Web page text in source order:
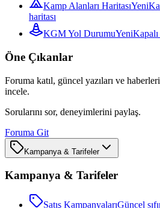
Kamp Alanları HaritasıYeni
haritası
KGM Yol DurumuYeni
Öne Çıkanlar
Foruma katıl, güncel yazıları ve
incele.
Sorularını sor, deneyimlerini paylaş.
Foruma Git
Kampanya & Tarifeler
Kampanya & Tarifeler
Satış KampanyalarıGüncel